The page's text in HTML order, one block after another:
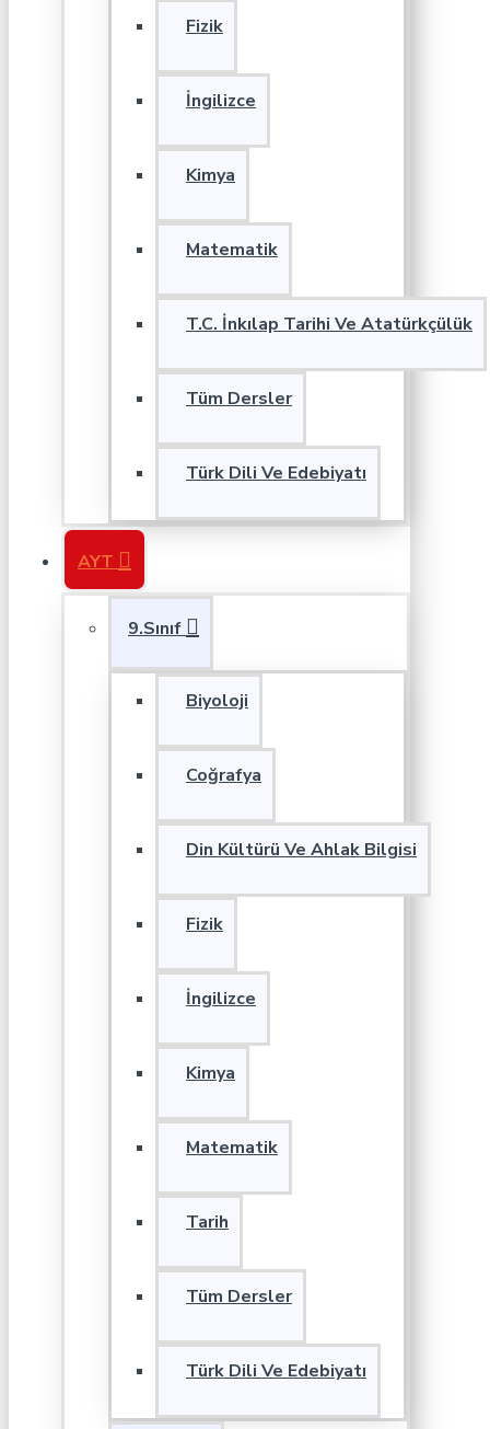
Fizik
İngilizce
Kimya
Matematik
T.C. İnkılap Tarihi Ve Atatürkçülük
Tüm Dersler
Türk Dili Ve Edebiyatı
AYT
9.Sınıf
Biyoloji
Coğrafya
Din Kültürü Ve Ahlak Bilgisi
Fizik
İngilizce
Kimya
Matematik
Tarih
Tüm Dersler
Türk Dili Ve Edebiyatı